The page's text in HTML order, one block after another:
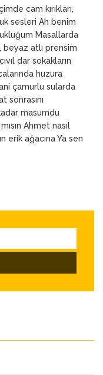
cam kırıkları,
sesleri Ah benim
Masallarda
beyaz atlı prensim
dar sokakların
huzura
çamurlu sularda
sonrasını
masumdu
Ahmet nasıl
erik ağacına Ya sen